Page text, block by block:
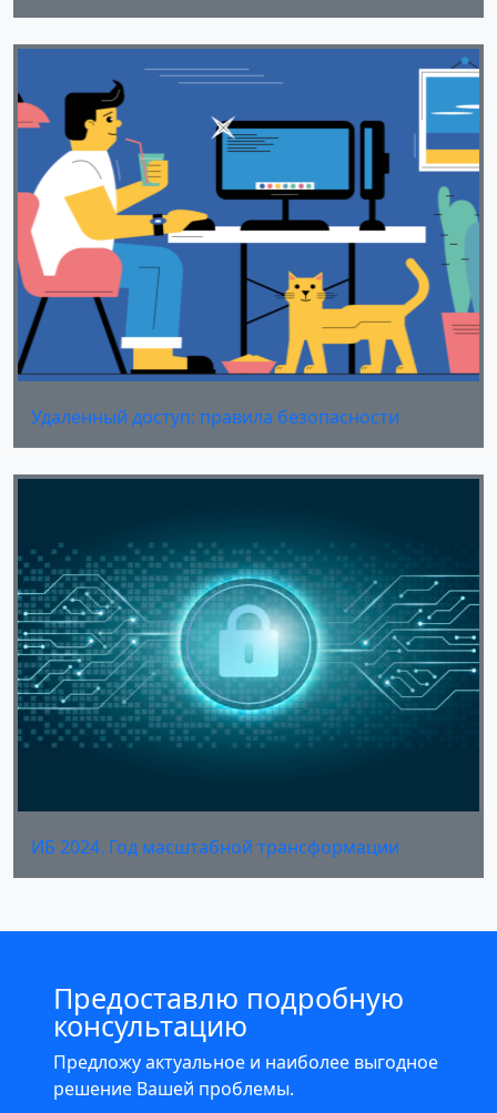
Удаленный доступ: правила безопасности
ИБ 2024. Год масштабной трансформации
Предоставлю подробную
консультацию
Предложу актуальное и наиболее выгодное
решение Вашей проблемы.